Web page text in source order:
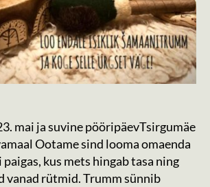
mai ja suvine pööripäevTsirgumäe
Ootame sind looma omaenda
kus mets hingab tasa ning
vanad rütmid. Trumm sünnib